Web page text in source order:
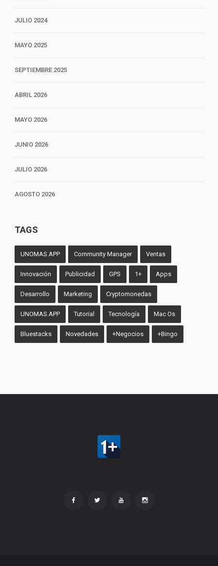
JULIO 2024
MAYO 2025
SEPTIEMBRE 2025
ABRIL 2026
MAYO 2026
JUNIO 2026
JULIO 2026
AGOSTO 2026
TAGS
UNOMAS.APP Community Manager Ventas
Innovación Publicidad GPS 1+ Apps
Desarrollo Marketing Cryptomonedas
UNOMAS.APP Tutorial Tecnología Mac Os
Bluestacks Novedades +Negocios +Bingo